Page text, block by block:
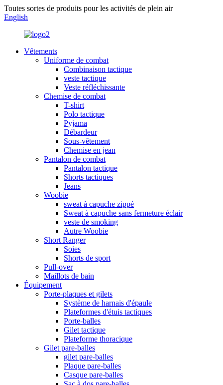
Toutes sortes de produits pour les activités de plein air
English
Vêtements
Uniforme de combat
Combinaison tactique
veste tactique
Veste réfléchissante
Chemise de combat
T-shirt
Polo tactique
Pyjama
Débardeur
Sous-vêtement
Chemise en jean
Pantalon de combat
Pantalon tactique
Shorts tactiques
Jeans
Woobie
sweat à capuche zippé
Sweat à capuche sans fermeture éclair
veste de smoking
Autre Woobie
Short Ranger
Soies
Shorts de sport
Pull-over
Maillots de bain
Équipement
Porte-plaques et gilets
Système de harnais d'épaule
Plateformes d'étuis tactiques
Porte-balles
Gilet tactique
Plateforme thoracique
Gilet pare-balles
gilet pare-balles
Plaque pare-balles
Casque pare-balles